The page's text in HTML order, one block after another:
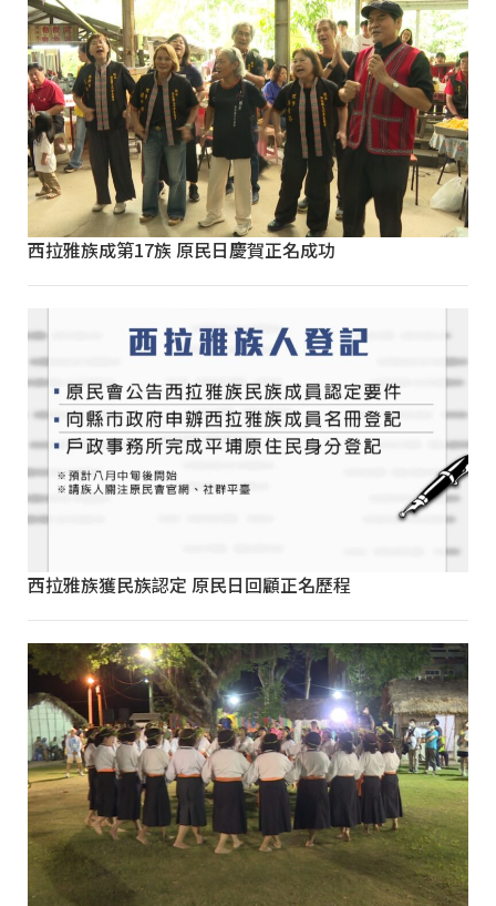
西拉雅族成第17族 原民日慶賀正名成功
西拉雅族獲民族認定 原民日回顧正名歷程